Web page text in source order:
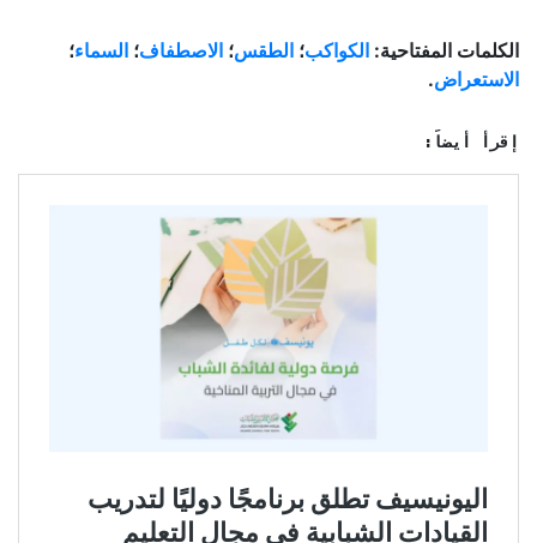
الكلمات المفتاحية: الكواكب؛ الطقس؛ الاصطفاف؛ السماء؛
الاستعراض.
إقرأ أيضاً: